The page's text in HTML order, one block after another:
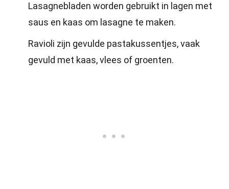
Lasagnebladen worden gebruikt in lagen met
saus en kaas om lasagne te maken.
Ravioli zijn gevulde pastakussentjes, vaak
gevuld met kaas, vlees of groenten.